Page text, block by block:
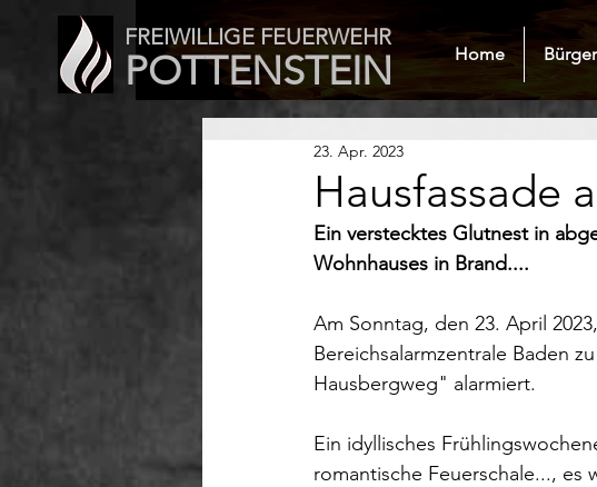
FREIWILLIGE FEUERWEHR
POTTENSTEIN Home
Hausfassade
23. Apr. 2023
Ein verstecktes Glutnest in
Wohnhauses in Brand....
Am Sonntag, den 23. April
Bereichsalarmzentrale Baden
Hausbergweg" alarmiert.
Ein idyllisches
romantische Feuerschale..., es